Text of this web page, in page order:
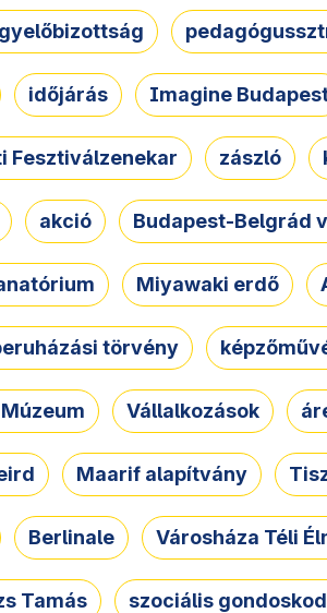
időjárás Imagine
Fesztiválzenekar zászló
akció Budapest-Belgrád
Miyawaki erdő
törvény
Vállalkozások
Maarif alapítvány
Berlinale Városháza Téli
Tamás szociális